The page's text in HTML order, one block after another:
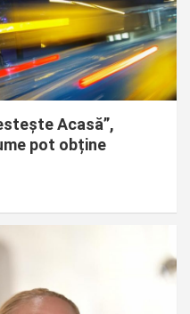
Acasă”,
pot obține